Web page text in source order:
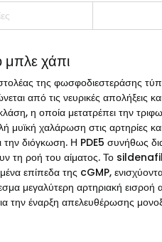
μπλε χάπι
της φωσφοδιεστεράσης
από τις νευρικές απολήξεις
η οποία μετατρέπει την
χαλάρωση στις αρτηρίες
διόγκωση. Η PDE5 συνήθως
τη ροή του αίματος. Το sildenafil
επίπεδα της cGMP,
μεγαλύτερη αρτηριακή εισροή
την έναρξη απελευθέρωσης